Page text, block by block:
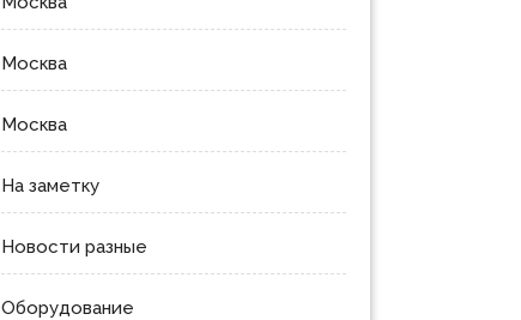
Москва
Москва
На заметку
Новости разные
Оборудование